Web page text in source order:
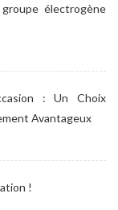
électrogène
: Un Choix
Avantageux
!